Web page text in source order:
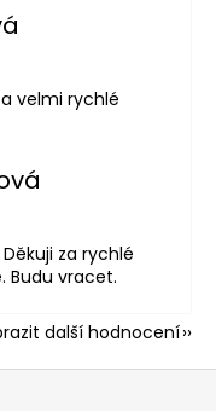
5 z 5 hvězdiček.
velmi rychlé
z 5 hvězdiček.
za rychlé
Budu vracet.
další hodnocení